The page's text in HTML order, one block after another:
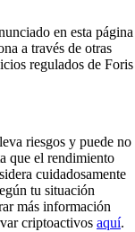
en esta página
a través de otras
regulados de Foris
riesgos y puede no
que el rendimiento
cuidadosamente
tu situación
más información
criptoactivos aquí.